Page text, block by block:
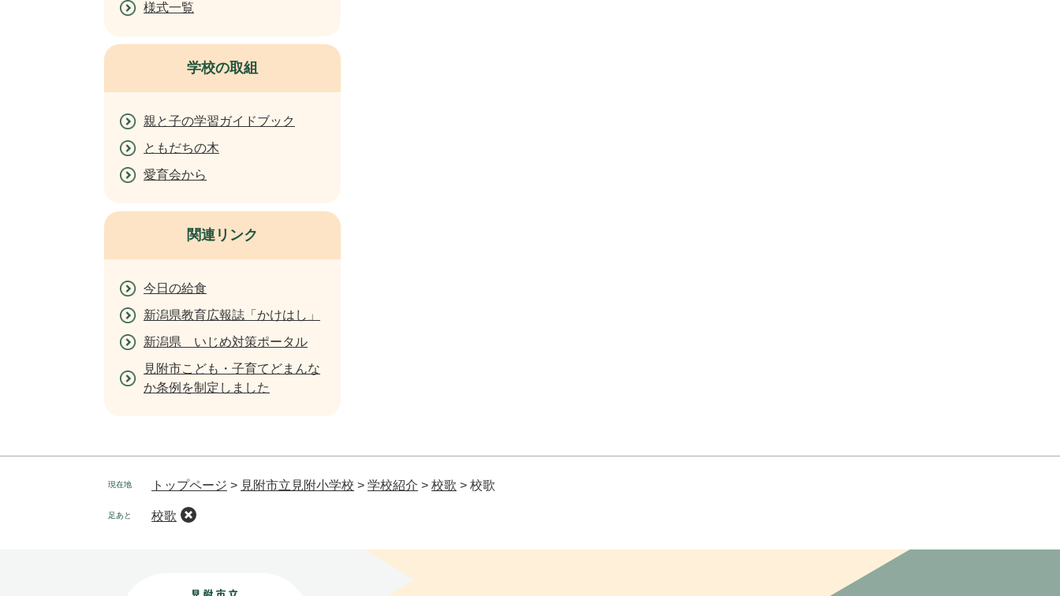
様式一覧
学校の取組
親と子の学習ガイドブック
ともだちの木
愛育会から
関連リンク
今日の給食
新潟県教育広報誌「かけはし」
新潟県 いじめ対策ポータル
見附市こども・子育てどまんな
か条例を制定しました
現在地 トップページ > 見附市立見附小学校 > 学校紹介 > 校歌 > 校歌
足あと 校歌